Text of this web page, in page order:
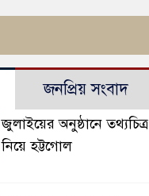
জনপ্রিয় সংবাদ
জুলাইয়ের অনুষ্ঠানে তথ্যচিত্র
নিয়ে হট্টগোল